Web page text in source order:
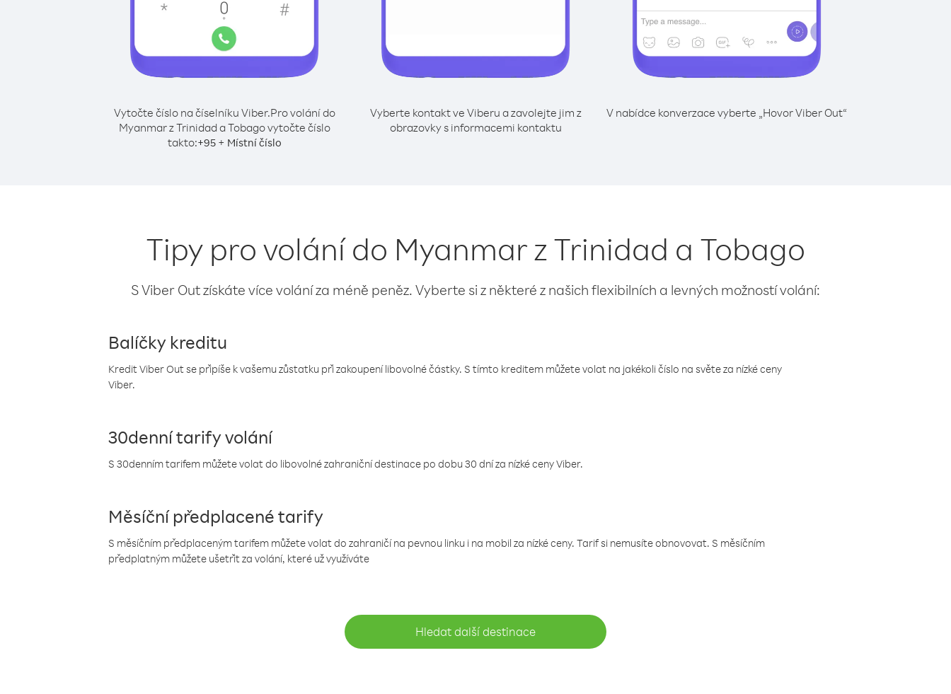
Vytočte číslo na číselníku Viber.Pro volání do
Myanmar z Trinidad a Tobago vytočte číslo
takto:+95+ Místní číslo
Vyberte kontakt ve Viberu a zavolejte jim z
obrazovky s informacemi kontaktu
V nabídce konverzace vyberte „Hovor Viber Out“
Tipy pro volání do Myanmar z Trinidad a Tobago
S Viber Out získáte více volání za méně peněz. Vyberte si z některé z našich flexibilních a levných možností volání:
Balíčky kreditu
Kredit Viber Out se připíše k vašemu zůstatku při zakoupení libovolné částky. S tímto kreditem můžete volat na jakékoli číslo na světe za nízké ceny
Viber.
30denní tarify volání
S 30denním tarifem můžete volat do libovolné zahraniční destinace po dobu 30 dní za nízké ceny Viber.
Měsíční předplacené tarify
S měsíčním předplaceným tarifem můžete volat do zahraničí na pevnou linku i na mobil za nízké ceny. Tarif si nemusíte obnovovat. S měsíčním
předplatným můžete ušetřit za volání, které už využíváte
Hledat další destinace